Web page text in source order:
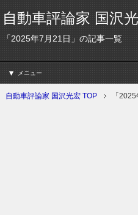
自動車評論家 国沢
「2025年7月21日」の記事一覧
メニュー
自動車評論家 国沢光宏 TOP 「